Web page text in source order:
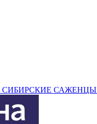
СИБИРСКИЕ САЖЕНЦЫ